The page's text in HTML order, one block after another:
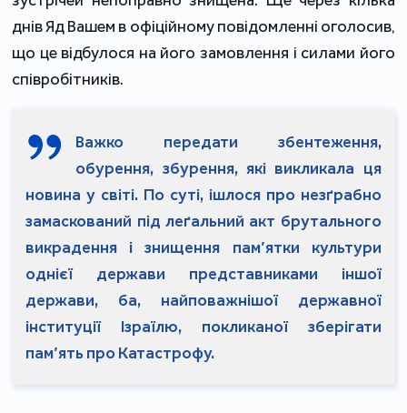
днів Яд Вашем в офіційному повідомленні оголосив,
що це відбулося на його замовлення і силами його
співробітників.
Важко передати збентеження,
обурення, збурення, які викликала ця
новина у світі. По суті, ішлося про незґрабно
замаскований під леґальний акт брутального
викрадення і знищення пам’ятки культури
однієї держави представниками іншої
держави, ба, найповажнішої державної
інституції Ізраїлю, покликаної зберігати
пам’ять про Катастрофу.